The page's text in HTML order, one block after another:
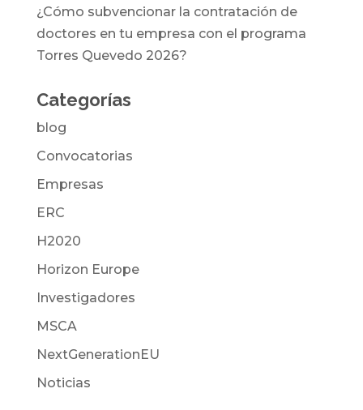
¿Cómo subvencionar la contratación de
doctores en tu empresa con el programa
Torres Quevedo 2026?
Categorías
blog
Convocatorias
Empresas
ERC
H2020
Horizon Europe
Investigadores
MSCA
NextGenerationEU
Noticias